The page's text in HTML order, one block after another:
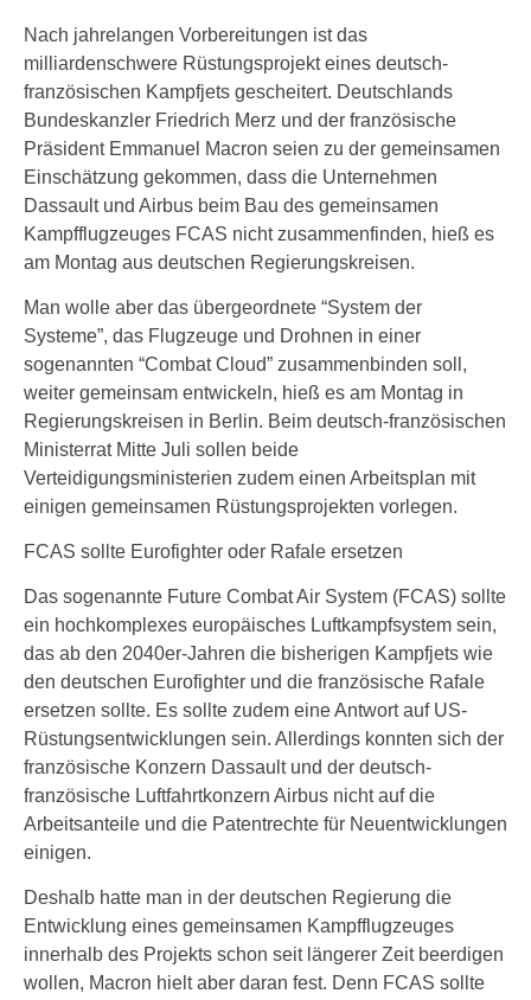
Nach jahrelangen Vorbereitungen ist das
milliardenschwere Rüstungsprojekt eines deutsch-
französischen Kampfjets gescheitert. Deutschlands
Bundeskanzler Friedrich Merz und der französische
Präsident Emmanuel Macron seien zu der gemeinsamen
Einschätzung gekommen, dass die Unternehmen
Dassault und Airbus beim Bau des gemeinsamen
Kampfflugzeuges FCAS nicht zusammenfinden, hieß es
am Montag aus deutschen Regierungskreisen.
Man wolle aber das übergeordnete “System der
Systeme”, das Flugzeuge und Drohnen in einer
sogenannten “Combat Cloud” zusammenbinden soll,
weiter gemeinsam entwickeln, hieß es am Montag in
Regierungskreisen in Berlin. Beim deutsch-französischen
Ministerrat Mitte Juli sollen beide
Verteidigungsministerien zudem einen Arbeitsplan mit
einigen gemeinsamen Rüstungsprojekten vorlegen.
FCAS sollte Eurofighter oder Rafale ersetzen
Das sogenannte Future Combat Air System (FCAS) sollte
ein hochkomplexes europäisches Luftkampfsystem sein,
das ab den 2040er-Jahren die bisherigen Kampfjets wie
den deutschen Eurofighter und die französische Rafale
ersetzen sollte. Es sollte zudem eine Antwort auf US-
Rüstungsentwicklungen sein. Allerdings konnten sich der
französische Konzern Dassault und der deutsch-
französische Luftfahrtkonzern Airbus nicht auf die
Arbeitsanteile und die Patentrechte für Neuentwicklungen
einigen.
Deshalb hatte man in der deutschen Regierung die
Entwicklung eines gemeinsamen Kampfflugzeuges
innerhalb des Projekts schon seit längerer Zeit beerdigen
wollen, Macron hielt aber daran fest. Denn FCAS sollte